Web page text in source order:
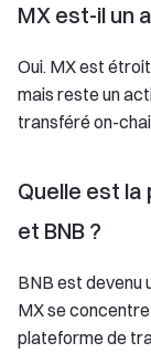
MX est-il un
Oui. MX est
mais reste un
transféré on-
Quelle est
et BNB ?
BNB est devenu
MX se
plateforme de